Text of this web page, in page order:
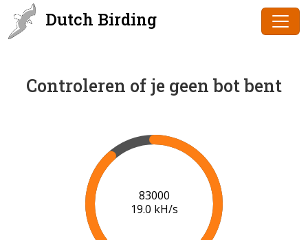
Dutch Birding
Controleren of je geen bot bent
85000
19.1 kH/s